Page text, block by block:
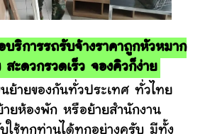
บริการรถรับจ้างราคาถูกหัวหมาก
ะดวกรวดเร็ว จองคิวก็ง่าย
องกันทั่วประเทศ ทั่วไทย
ายห้องพัก หรือย้ายสำนักงาน
ใช้ทุกท่านได้ทุกอย่างครับ มีทั้ง